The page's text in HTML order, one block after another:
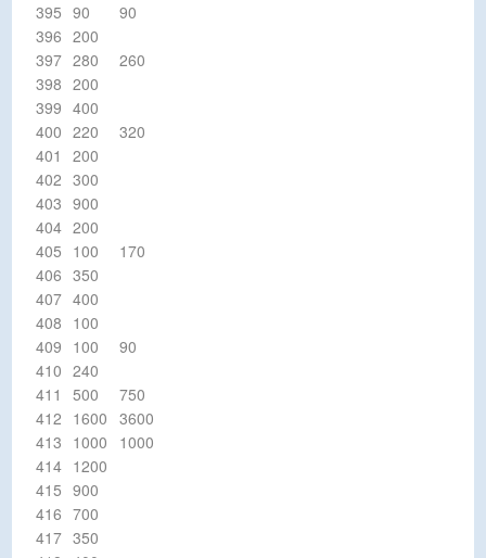
395 90
90
396 200
397 280
260
398 200
399 400
400 220
320
401
200
402 300
403 900
404 200
405 100
170
406 350
407 400
408 100
409 100
90
410 240
411
500
750
412 1600
3600
413 1000
1000
414 1200
415 900
416 700
417 350